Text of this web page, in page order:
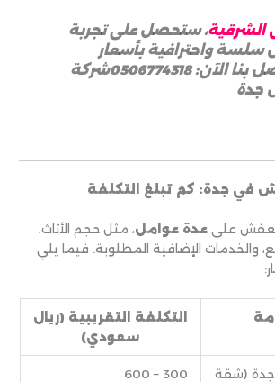
الشرقية، ستحصل على تجربة
واحترافية بأسعار
مميزة، اتصل بنا الآن: 0506774318شركة
جدة
في جدة: كم تبلغ التكلفة
علىعدة عوامل، مثل حجم الأثاث،
والخدمات الإضافية المطلوبة. فيما يلي
التكلفة التقريبية (ريال
سعودي)
(شقة
300 – 600